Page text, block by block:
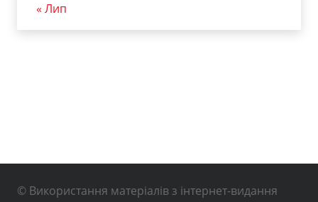
« Лип
© Використання матеріалів з інтернет-видання